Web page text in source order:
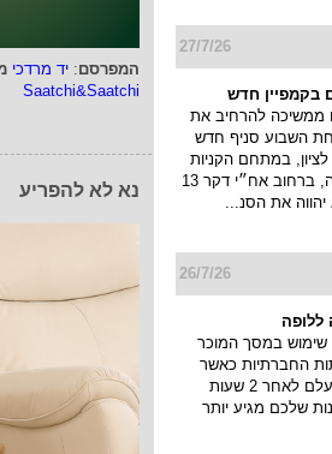
המפרסם: יד מרדכי
Saatchi&Saatchi
נא לא להפריע
27/7/26
בקמפיין חדש
ממשיכה להרחיב את
השבוע סניף חדש
במתחם הקניות
והבילוי פרוטאה, ברחוב אח״י דקר 13
את הסנ...
26/7/26
שימוש במסך המוכר
החברתיות כאשר
הסטורי שלך נעלם לאחר 2 שעות
שלכם מגיע יותר